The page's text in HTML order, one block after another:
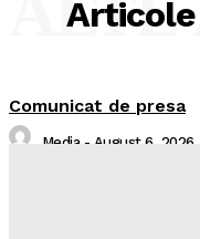
Comunicat de presa
Media - August 6, 2026